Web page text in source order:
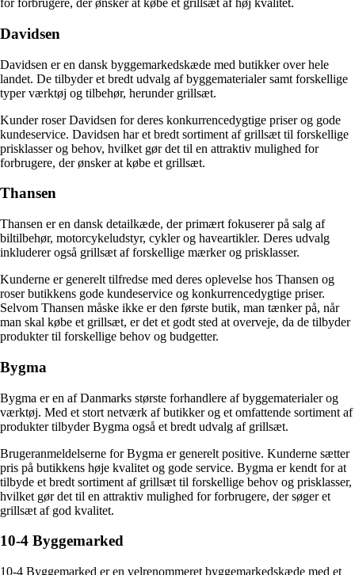
for forbrugere, der ønsker at købe et grillsæt af høj kvalitet.
Davidsen
Davidsen er en dansk byggemarkedskæde med butikker over hele
landet. De tilbyder et bredt udvalg af byggematerialer samt forskellige
typer værktøj og tilbehør, herunder grillsæt.
Kunder roser Davidsen for deres konkurrencedygtige priser og gode
kundeservice. Davidsen har et bredt sortiment af grillsæt til forskellige
prisklasser og behov, hvilket gør det til en attraktiv mulighed for
forbrugere, der ønsker at købe et grillsæt.
Thansen
Thansen er en dansk detailkæde, der primært fokuserer på salg af
biltilbehør, motorcykeludstyr, cykler og haveartikler. Deres udvalg
inkluderer også grillsæt af forskellige mærker og prisklasser.
Kunderne er generelt tilfredse med deres oplevelse hos Thansen og
roser butikkens gode kundeservice og konkurrencedygtige priser.
Selvom Thansen måske ikke er den første butik, man tænker på, når
man skal købe et grillsæt, er det et godt sted at overveje, da de tilbyder
produkter til forskellige behov og budgetter.
Bygma
Bygma er en af Danmarks største forhandlere af byggematerialer og
værktøj. Med et stort netværk af butikker og et omfattende sortiment af
produkter tilbyder Bygma også et bredt udvalg af grillsæt.
Brugeranmeldelserne for Bygma er generelt positive. Kunderne sætter
pris på butikkens høje kvalitet og gode service. Bygma er kendt for at
tilbyde et bredt sortiment af grillsæt til forskellige behov og prisklasser,
hvilket gør det til en attraktiv mulighed for forbrugere, der søger et
grillsæt af god kvalitet.
10-4 Byggemarked
10-4 Byggemarked er en velrenommeret byggemarkedskæde med et